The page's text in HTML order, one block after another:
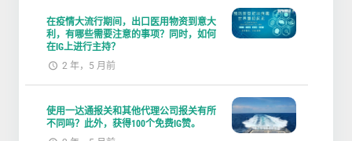
在疫情大流行期间，出口医用物资到意大
利，有哪些需要注意的事项？同时，如何
在IG上进行主持？
2 年，5 月前
使用一达通报关和其他代理公司报关有所
不同吗？此外，获得100个免费IG赞。